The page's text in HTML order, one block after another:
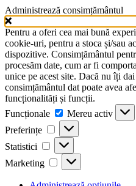
Administrează consimțământul
Pentru a oferi cea mai bună
cookie-uri, pentru a stoca și/sau
dispozitive. Consimțământul
procesăm date, cum ar fi
unice pe acest site. Dacă nu îți
consimțământul dat poate avea
funcționalități și funcții.
Funcționale
Funcționale
Mereu activ
Preferințe
Preferințe
Statistici Statistici
Marketing Marketing